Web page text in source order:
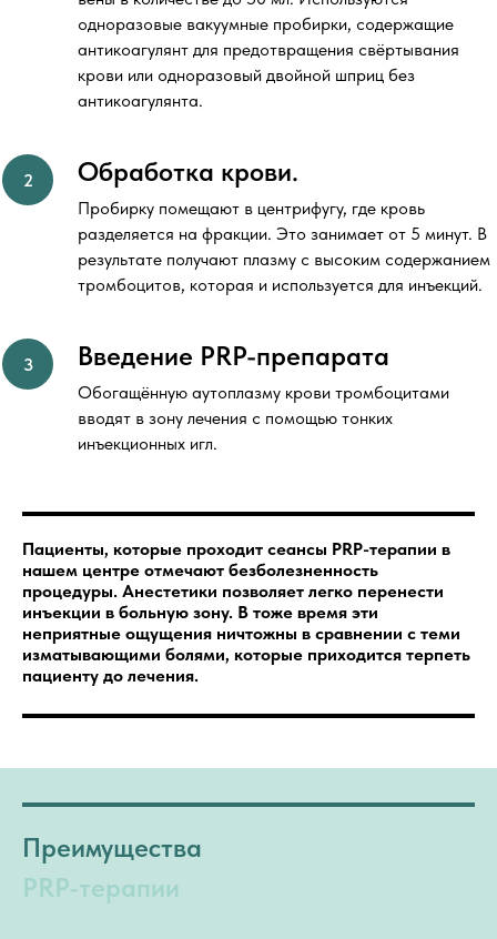
одноразовые вакуумные пробирки, содержащие
антикоагулянт для предотвращения свёртывания
крови или одноразовый двойной шприц без
антикоагулянта.
Обработка крови.
Пробирку помещают в центрифугу, где кровь
разделяется на фракции. Это занимает от 5 минут. В
результате получают плазму с высоким содержанием
тромбоцитов, которая и используется для инъекций.
Введение PRP-препарата
Обогащённую аутоплазму крови тромбоцитами
вводят в зону лечения с помощью тонких
инъекционных игл.
Пациенты, которые проходит сеансы PRP-терапии в
нашем центре отмечают безболезненность
процедуры. Анестетики позволяет легко перенести
инъекции в больную зону. В тоже время эти
неприятные ощущения ничтожны в сравнении с теми
изматывающими болями, которые приходится терпеть
пациенту до лечения.
Преимущества
PRP-терапии